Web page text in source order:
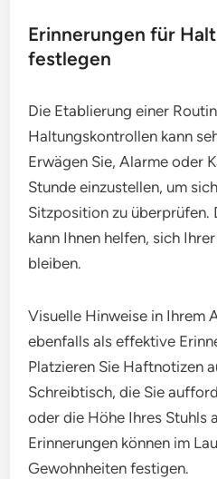
Erinnerungen für
festlegen
Die Etablierung einer
Haltungskontrollen kann
Erwägen Sie, Alarme oder
Stunde einzustellen, um
Sitzposition zu überprüfen.
kann Ihnen helfen, sich
bleiben.
Visuelle Hinweise in Ihrem
ebenfalls als effektive
Platzieren Sie Haftnotizen
Schreibtisch, die Sie
oder die Höhe Ihres Stuhls
Erinnerungen können im
Gewohnheiten festigen.